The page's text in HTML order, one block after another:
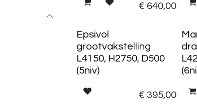
€ 640,00
Epsivol
grootvakstelling
L4150, H2750, D500
(5niv)
€ 395,00